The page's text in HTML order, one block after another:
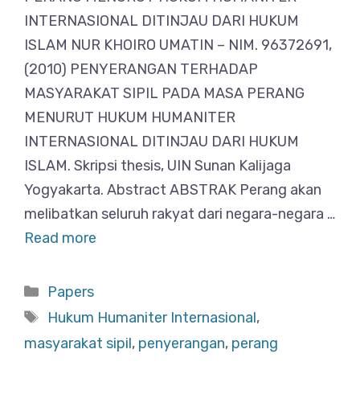
INTERNASIONAL DITINJAU DARI HUKUM
ISLAM NUR KHOIRO UMATIN – NIM. 96372691,
(2010) PENYERANGAN TERHADAP
MASYARAKAT SIPIL PADA MASA PERANG
MENURUT HUKUM HUMANITER
INTERNASIONAL DITINJAU DARI HUKUM
ISLAM. Skripsi thesis, UIN Sunan Kalijaga
Yogyakarta. Abstract ABSTRAK Perang akan
melibatkan seluruh rakyat dari negara-negara …
Read more
Categories
Papers
Tags
Hukum Humaniter Internasional,
masyarakat sipil, penyerangan, perang